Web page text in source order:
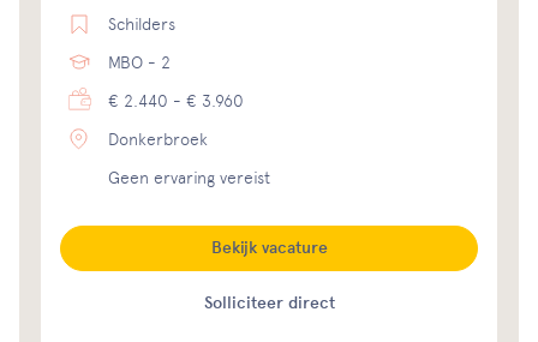
Schilders
MBO - 2
€ 2.440 - € 3.960
Donkerbroek
Geen ervaring vereist
Solliciteer direct
Bekijk vacature